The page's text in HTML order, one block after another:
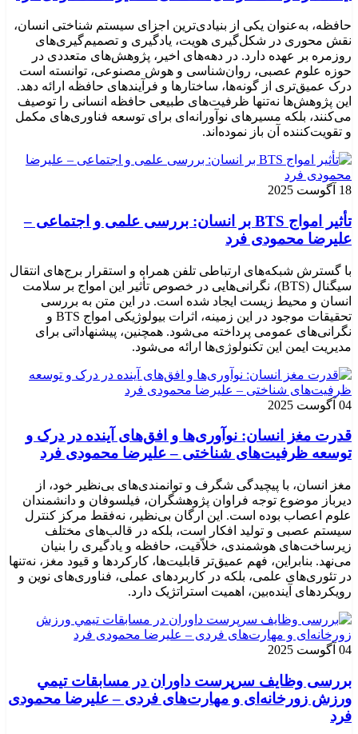
حافظه، به‌عنوان یکی از بنیادی‌ترین اجزای سیستم شناختی انسان،
نقش محوری در شکل‌گیری هویت، یادگیری و تصمیم‌گیری‌های
روزمره بر عهده دارد. در دهه‌های اخیر، پژوهش‌های متعددی در
حوزه علوم عصبی، روان‌شناسی و هوش مصنوعی، توانسته‌ است
درک عمیق‌تری از گونه‌ها، ساختارها و فرآیندهای حافظه ارائه دهد.
این پژوهش‌ها نه‌تنها ظرفیت‌های طبیعی حافظه انسانی را توصیف
می‌کنند، بلکه مسیرهای نوآورانه‌ای برای توسعه فناوری‌های مکمل
و تقویت‌کننده آن باز نموده‌اند.
18 آگوست 2025
تأثیر امواج BTS بر انسان: بررسی علمی و اجتماعی –
علیرضا محمودی فرد
با گسترش شبکه‌های ارتباطی تلفن همراه و استقرار برج‌های انتقال
سیگنال (BTS)، نگرانی‌هایی در خصوص تأثیر این امواج بر سلامت
انسان و محیط زیست ایجاد شده است. در این متن به بررسی
تحقیقات موجود در این زمینه، اثرات بیولوژیکی امواج BTS و
نگرانی‌های عمومی پرداخته می‌شود. همچنین، پیشنهاداتی برای
مدیریت ایمن این تکنولوژی‌ها ارائه می‌شود.
04 آگوست 2025
قدرت مغز انسان: نوآوری‌ها و افق‌های آینده در درک و
توسعه ظرفیت‌های شناختی – علیرضا محمودی فرد
مغز انسان، با پیچیدگی شگرف و توانمندی‌های بی‌نظیر خود، از
دیرباز موضوع توجه فراوان پژوهشگران، فیلسوفان و دانشمندان
علوم اعصاب بوده است. این ارگان بی‌نظیر، نه‌فقط مرکز کنترل
سیستم عصبی و تولید افکار است، بلکه در قالب‌های مختلف
زیرساخت‌های هوشمندی، خلاّقیت، حافظه و یادگیری را بنیان
می‌نهد. بنابراین، فهم عمیق‌تر قابلیت‌ها، کارکردها و قیود مغز، نه‌تنها
در تئوری‌های علمی، بلکه در کاربردهای عملی، فناوری‌های نوین و
رویکردهای آینده‌بین، اهمیت استراتژیک دارد.
04 آگوست 2025
بررسی وظايف سرپرست داوران در مسابقات تیمي
ورزش زورخانه‌ای و مهارت‌های فردی – علیرضا محمودی
فرد